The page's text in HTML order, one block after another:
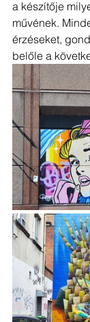
a készítője
művének.
érzéseket,
belőle a